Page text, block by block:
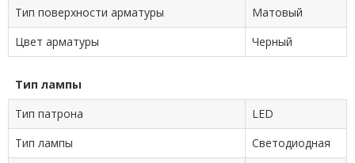
Тип поверхности арматуры
Матовый
Цвет арматуры
Черный
Тип лампы
Тип патрона
LED
Тип лампы
Светодиодная